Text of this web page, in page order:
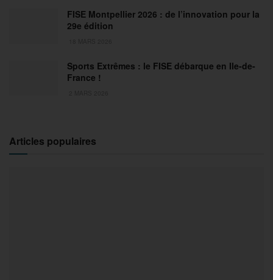
FISE Montpellier 2026 : de l’innovation pour la
29e édition
Sports Extrêmes : le FISE débarque en Ile-de-
France !
Articles populaires